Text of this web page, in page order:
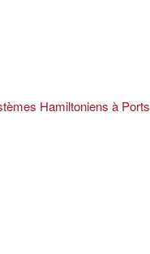
Hamiltoniens à Ports